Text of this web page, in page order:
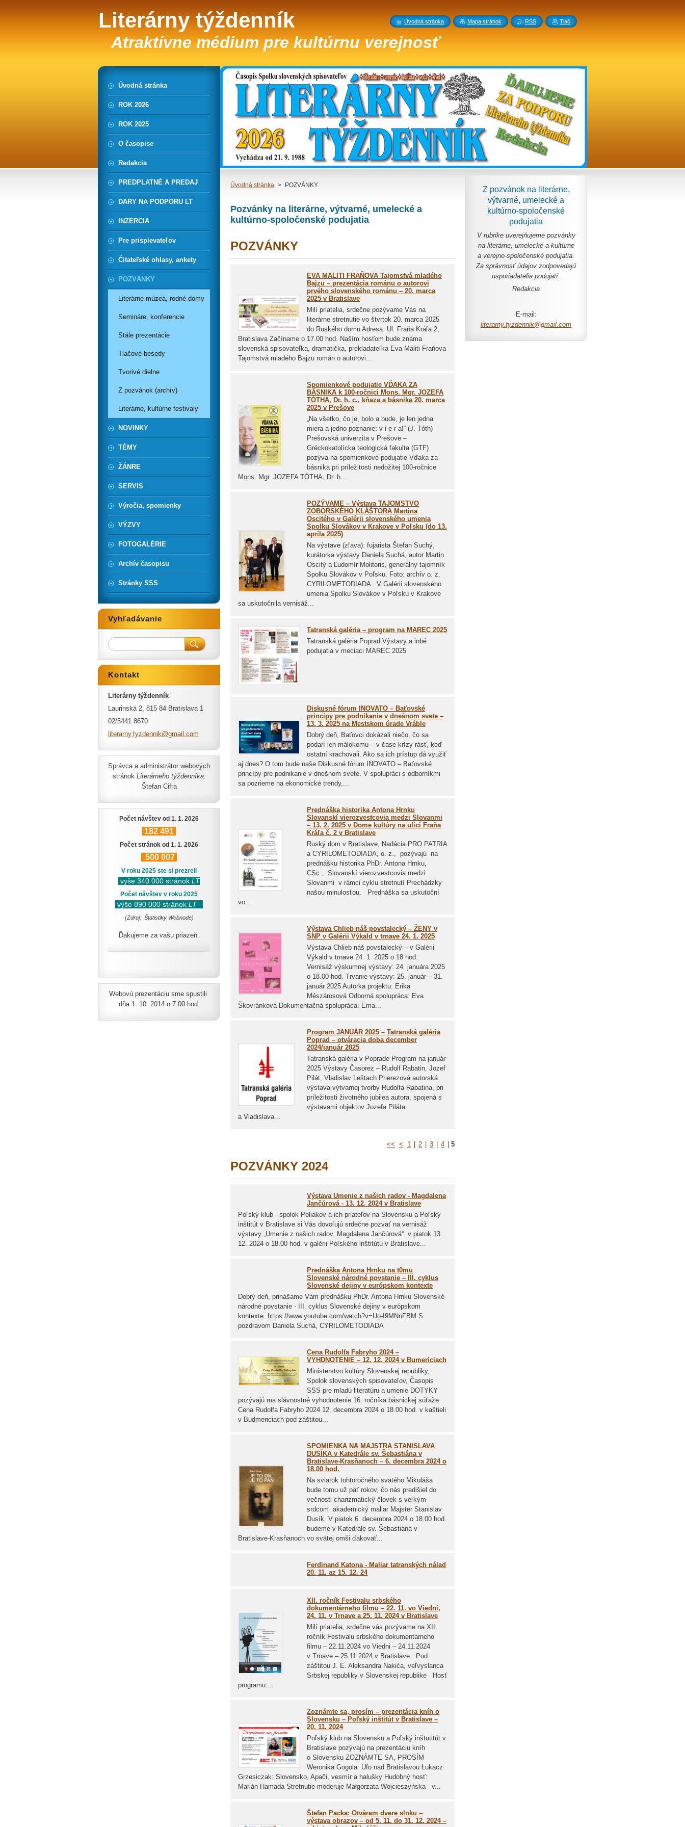
Literárny týždenník
Atraktívne médium pre kultúrnu verejnosť
Úvodná stránka > POZVÁNKY
Pozvánky na literárne, výtvarné, umelecké a
kultúrno-spoločenské podujatia
POZVÁNKY
EVA MALITI FRAŇOVA Tajomstvá mladého
Bajzu – prezentácia románu o autorovi
prvého slovenského románu – 20. marca
2025 v Bratislave
Milí priatelia, srdečne pozývame Vás na
literárne stretnutie vo štvrtok 20. marca 2025
do Ruského domu Adresa: Ul. Fraňa Kráľa 2,
Bratislava Začíname o 17.00 hod. Naším hosťom bude známa
slovenská spisovateľka, dramatička, prekladateľka Eva Maliti Fraňova
Tajomstvá mladého Bajzu román o autorovi...
Spomienkové podujatie VĎAKA ZA
BÁSNIKA k 100-ročnici Mons. Mgr. JOZEFA
TÓTHA, Dr. h. c., kňaza a básnika 20. marca
2025 v Prešove
„Na všetko, čo je, bolo a bude, je len jedna
miera a jedno poznanie: v i e r a!“ (J. Tóth)
Prešovská univerzita v Prešove –
Gréckokatolícka teologická fakulta (GTF)
pozýva na spomienkové podujatie Vďaka za
básnika pri príležitosti nedožitej 100-ročnice
Mons. Mgr. JOZEFA TÓTHA, Dr. h....
POZÝVAME – Výstava TAJOMSTVO
ZOBORSKÉHO KLÁŠTORA Martina
Oscitého v Galérii slovenského umenia
Spolku Slovákov v Krakove v Poľsku (do 13.
apríla 2025)
Na výstave (zľava): fujarista Štefan Suchý,
kurátorka výstavy Daniela Suchá, autor Martin
Oscitý a Ľudomír Molitoris, generálny tajomník
Spolku Slovákov v Poľsku. Foto: archív o. z.
CYRILOMETODIADA V Galérii slovenského
umenia Spolku Slovákov v Poľsku v Krakove
sa uskutočnila vernisáž...
Tatranská galéria – program na MAREC 2025
Tatranská galéria Poprad Výstavy a inbé
podujatia v meciaci MAREC 2025
Diskusné fórum INOVATO – Baťovské
princípy pre podnikanie v dnešnom svete –
13. 3. 2025 na Mestskom úrade Vráble
Dobrý deň, Baťovci dokázali niečo, čo sa
podarí len málokomu – v čase krízy rásť, keď
ostatní krachovali. Ako sa ich prístup dá využiť
aj dnes? O tom bude naše Diskusné fórum INOVATO – Baťovské
princípy pre podnikanie v dnešnom svete. V spolupráci s odborníkmi
sa pozrieme na ekonomické trendy,...
Prednáška historika Antona Hrnku
Slovanskí vierozvestcovia medzi Slovanmi
– 13. 2. 2025 v Dome kultúry na ulici Fraňa
Kráľa č. 2 v Bratislave
Ruský dom v Bratislave, Nadácia PRO PATRIA
a CYRILOMETODIADA, o. z., pozývajú na
prednášku historika PhDr. Antona Hrnku,
CSc., Slovanskí vierozvestcovia medzi
Slovanmi v rámci cyklu stretnutí Prechádzky
našou minulosťou. Prednáška sa uskutoční
vo...
Výstava Chlieb náš povstalecký – ŽENY v
SNP v Galérii Výkald v trnave 24. 1. 2025
Výstava Chlieb náš povstalecký – v Galérii
Výkald v trnave 24. 1. 2025 o 18 hod.
Vernisáž výskumnej výstavy: 24. januára 2025
o 18.00 hod. Trvanie výstavy: 25. január – 31.
január 2025 Autorka projektu: Erika
Mészárosová Odborná spolupráca: Eva
Škovránková Dokumentačná spolupráca: Ema...
Program JANUÁR 2025 – Tatranská galéria
Poprad – otváracia doba december
2024/január 2025
Tatranská galéria v Poprade Program na január
2025 Výstavy Časorez – Rudolf Rabatin, Jozef
Pilát, Vladislav Leštach Prierezová autorská
výstava výtvarnej tvorby Rudolfa Rabatina, pri
príležitosti životného jubilea autora, spojená s
výstavami objektov Jozefa Piláta
a Vladislava...
<< < 1 2 3 4 5
POZVÁNKY 2024
Výstava Umenie z našich radov - Magdalena
Jančúrová - 13. 12. 2024 v Bratislave
Poľský klub - spolok Poliakov a ich priateľov na Slovensku a Poľský
inštitút v Bratislave si Vás dovoľujú srdečne pozvať na vernisáž
výstavy „Umenie z našich radov. Magdalena Jančúrová“ v piatok 13.
12. 2024 o 18.00 hod. v galérii Poľského inštitútu v Bratislave...
Prednáška Antona Hrnku na t0mu
Slovenské národné povstanie – III. cyklus
Slovenské dejiny v európskom kontexte
Dobrý deň, prinášame Vám prednášku PhDr. Antona Hrnku Slovenské
národné povstanie - III. cyklus Slovenské dejiny v európskom
kontexte. https://www.youtube.com/watch?v=Uo-I9MNnFBM S
pozdravom Daniela Suchá, CYRILOMETODIADA
Cena Rudolfa Fabryho 2024 –
VYHDNOTENIE – 12. 12. 2024 v Bumericiach
Ministerstvo kultúry Slovenskej republiky,
Spolok slovenských spisovateľov, Časopis
SSS pre mladú literatúru a umenie DOTYKY
pozývajú ma slávnostné vyhodnotenie 16. ročníka básnickej súťaže
Cena Rudolfa Fabryho 2024 12. decembra 2024 o 18.00 hod. v kaštieli
v Budmericiach pod záštitou...
SPOMIENKA NA MAJSTRA STANISLAVA
DUSÍKA v Katedrále sv. Šebastiána v
Bratislave-Krasňanoch – 6. decembra 2024 o
18.00 hod.
Na sviatok tohtoročného svätého Mikuláša
bude tomu už päť rokov, čo nás predišiel do
večnosti charizmatický človek s veľkým
srdcom akademický maliar Majster Stanislav
Dusík. V piatok 6. decembra 2024 o 18.00 hod.
budeme v Katedrále sv. Šebastiána v
Bratislave-Krasňanoch vo svätej omši ďakovať...
Ferdinand Katona - Maliar tatranských nálad
20. 11. az 15. 12. 24
XII. ročník Festivalu srbského
dokumentárneho filmu – 22. 11. vo Viedni,
24. 11. v Trnave a 25. 11. 2024 v Bratislave
Milí priatelia, srdečne vás pozývame na XII.
ročník Festivalu srbského dokumentárneho
filmu – 22.11.2024 vo Viedni – 24.11.2024
v Trnave – 25.11.2024 v Bratislave Pod
záštitou J. E. Aleksandra Nakića, veľvyslanca
Srbskej republiky v Slovenskej republike Hosť
programu:...
Zoznámte sa, prosím – prezentácia kníh o
Slovensku – Poľský inštitút v Bratislave –
20. 11. 2024
Poľský klub na Slovensku a Poľský inštutitút v
Bratislave pozývajú na prezentáciu kníh
o Slovensku ZOZNÁMTE SA, PROSÍM
Weronika Gogola: Ufo nad Bratislavou Łukacz
Grzesiczak: Slovensko, Apači, vesmír a halušky Hudobný hosť:
Marián Hamada Stretnutie moderuje Małgorzata Wojcieszyńska v...
Štefan Packa: Otváram dvere slnku –
výstava obrazov – od 5. 11. do 31. 12. 2024 –
Z pozvánok na literárne,
výtvarné, umelecké a
kultúrno-spoločenské
podujatia
V rubrike uverejňujeme pozvánky
na literárne, umelecké a kultúrne
a verejno-spoločenské podujatia.
Za správnosť údajov zodpovedajú
usporiadatelia podujatí.
Redakcia
E-mail:
literarny.tyzdennik@gmail.com
Úvodná stránka
ROK 2026
ROK 2025
O časopise
Redakcia
PREDPLATNÉ A PREDAJ
DARY NA PODPORU LT
INZERCIA
Pre prispievateľov
Čitateľské ohlasy, ankety
POZVÁNKY
Literárne múzeá, rodné domy
Semináre, konferencie
Stále prezentácie
Tlačové besedy
Tvorivé dielne
Z pozvánok (archív)
Literárne, kultúrne festivaly
NOVINKY
TÉMY
ŽÁNRE
SERVIS
Výročia, spomienky
VÝZVY
FOTOGALÉRIE
Archív časopisu
Stránky SSS
Vyhľadávanie
Kontakt
Literárny týždenník
Laurinská 2, 815 84 Bratislava 1
02/5441 8670
literarny.tyzdennik@gmai l.com
Správca a administrátor webových
stránok Literárneho týždenníka:
Štefan Cifra
Počet návštev od 1. 1. 2026
182 491
Počet stránok od 1. 1. 2026
500 007
V roku 2025 ste si prezreli
vyše 340 000 stránok LT
Počet návštev v roku 2025
vyše 890 000 stránok LT
(Zdroj: Štatistiky Webnode)
Ďakujeme za vašu priazeň.
Webovú prezentáciu sme spustili
dňa 1. 10. 2014 o 7.00 hod.
Úvodná stránka Mapa stránok RSS Tlač